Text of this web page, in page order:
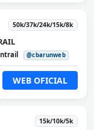
50k/37k/24k/15k/8k
@cbarunweb
WEB OFICIAL
15k/10k/5k